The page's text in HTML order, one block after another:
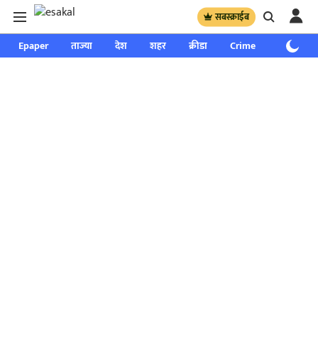
सबस्क्राईब
Epaper ताज्या देश शहर क्रीडा Crime साप्ताहिक